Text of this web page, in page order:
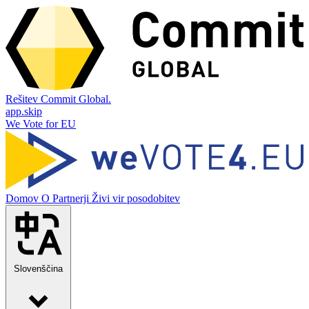
Rešitev Commit Global.
app.skip
We Vote for EU
Domov O Partnerji Živi vir posodobitev
Slovenščina